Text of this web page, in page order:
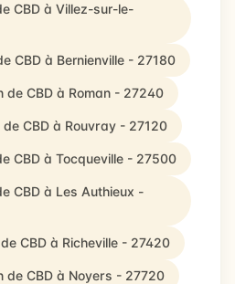
CBD à Villez-sur-le-
CBD à Bernienville - 27180
de CBD à Roman - 27240
CBD à Rouvray - 27120
CBD à Tocqueville - 27500
CBD à Les Authieux -
CBD à Richeville - 27420
de CBD à Noyers - 27720